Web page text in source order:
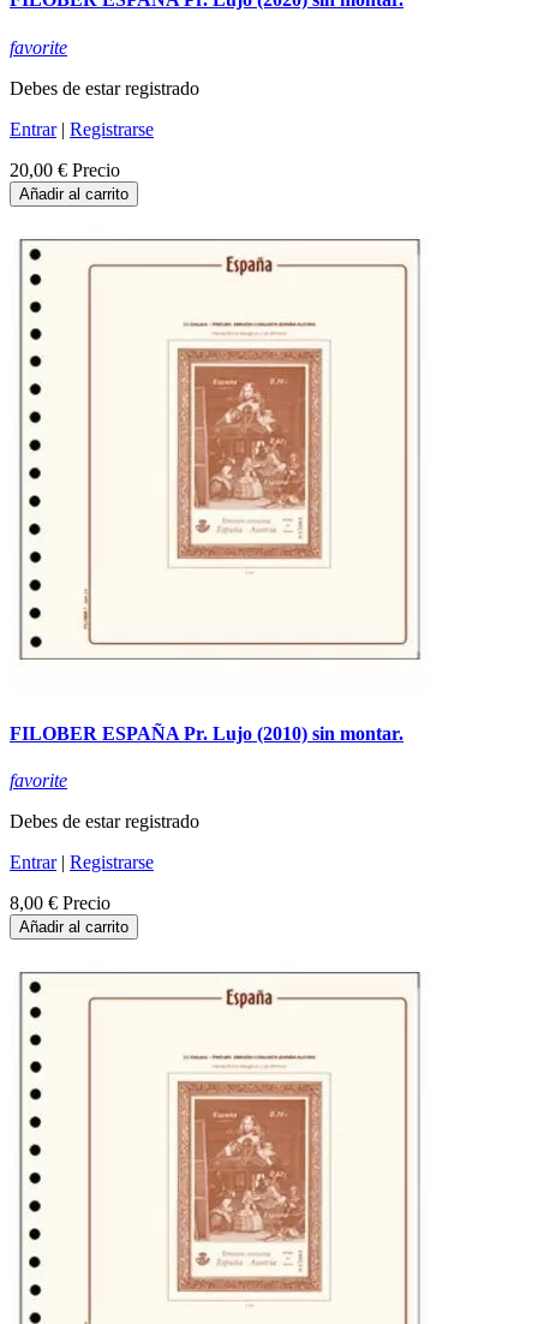
favorite
Debes de estar registrado
Entrar| Registrarse
20,00 € Precio
Añadir al carrito
FILOBER ESPAÑA Pr. Lujo (2010) sin montar.
favorite
Debes de estar registrado
Entrar| Registrarse
8,00 € Precio
Añadir al carrito